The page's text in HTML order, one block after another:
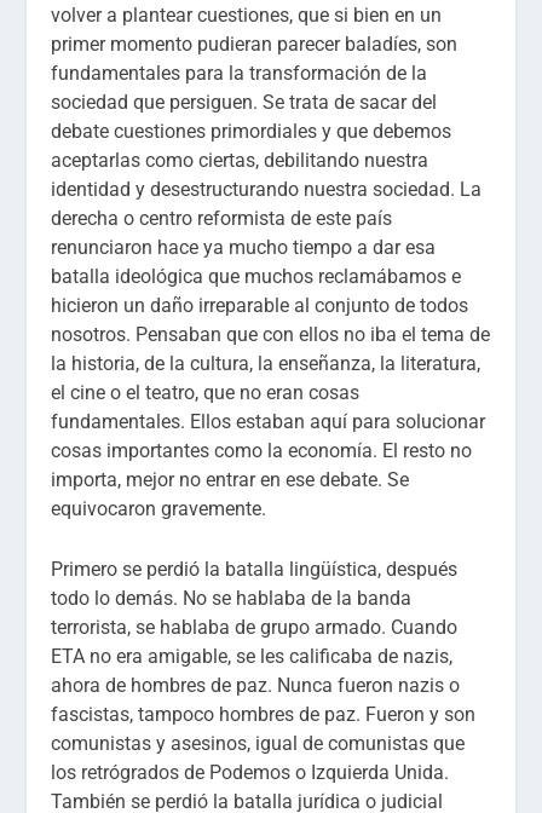
volver a plantear cuestiones, que si bien en un
primer momento pudieran parecer baladíes, son
fundamentales para la transformación de la
sociedad que persiguen. Se trata de sacar del
debate cuestiones primordiales y que debemos
aceptarlas como ciertas, debilitando nuestra
identidad y desestructurando nuestra sociedad. La
derecha o centro reformista de este país
renunciaron hace ya mucho tiempo a dar esa
batalla ideológica que muchos reclamábamos e
hicieron un daño irreparable al conjunto de todos
nosotros. Pensaban que con ellos no iba el tema de
la historia, de la cultura, la enseñanza, la literatura,
el cine o el teatro, que no eran cosas
fundamentales. Ellos estaban aquí para solucionar
cosas importantes como la economía. El resto no
importa, mejor no entrar en ese debate. Se
equivocaron gravemente.
Primero se perdió la batalla lingüística, después
todo lo demás. No se hablaba de la banda
terrorista, se hablaba de grupo armado. Cuando
ETA no era amigable, se les calificaba de nazis,
ahora de hombres de paz. Nunca fueron nazis o
fascistas, tampoco hombres de paz. Fueron y son
comunistas y asesinos, igual de comunistas que
los retrógrados de Podemos o Izquierda Unida.
También se perdió la batalla jurídica o judicial